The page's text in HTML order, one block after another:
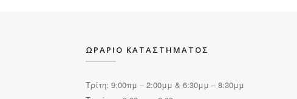
ΩΡΑΡΙΟ ΚΑΤΑΣΤΗΜΑΤΟΣ
Τρίτη: 9:00πμ – 2:00μμ & 6:30μμ – 8:30μμ